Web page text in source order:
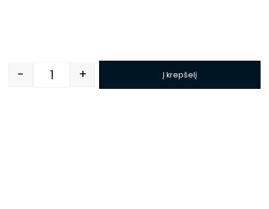
Quantity
- + Į krepšelį